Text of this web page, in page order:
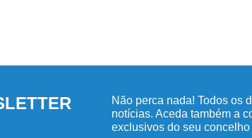
Não perca nada! Todos os
notícias. Aceda também a
exclusivos do seu concelho